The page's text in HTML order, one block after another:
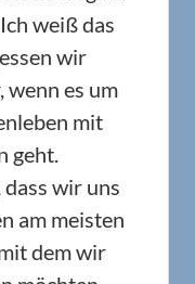
weiß das
wir
wenn es um
mit
geht.
wir uns
am meisten
dem wir